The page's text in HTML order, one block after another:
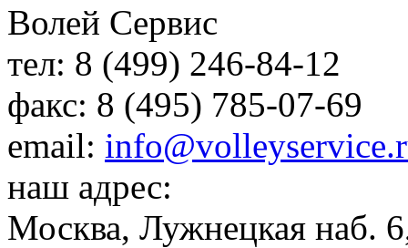
Волей Сервис
тел: 8 (499) 246-84-12
факс: 8 (495) 785-07-69
email:
наш адрес:
Москва, Лужнецкая наб.